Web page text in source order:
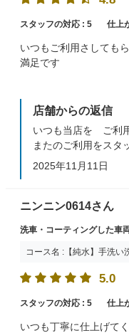
スタッフの対応 : 5 仕上
いつもご利用さしても
満足です
店舗からの返信
いつも当店を ご利
またのご利用をスタ
2025年11月11日
ニンニン0614さん
洗車・コーティングした車
コース名 :【純水】手洗い
5.0
スタッフの対応 : 5 仕上
いつも丁寧に仕上げて